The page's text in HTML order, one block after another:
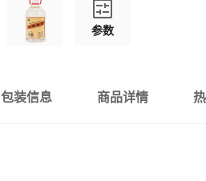
参数
包装信息 商品详情